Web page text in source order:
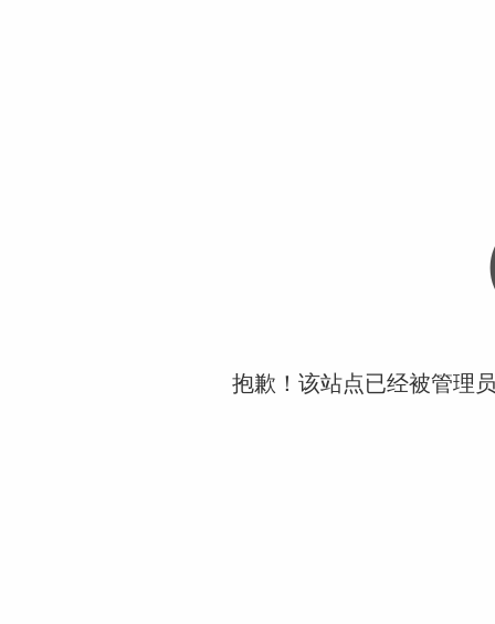
抱歉！该站点已经被管理